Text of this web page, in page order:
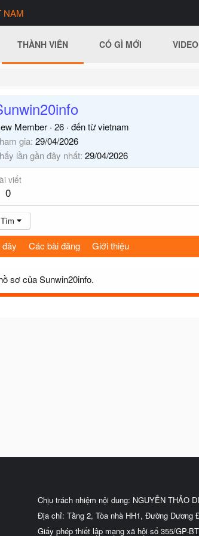
NAM
THÀNH VIÊN CÓ GÌ MỚI VIDEO
Member · 26 · đến từvietnam
gia 29/04/2026
lần gần đây nhất 29/04/2026
viết
0
Tìm
đây Các bài đăng Giới thiệu
sơ của Sunwin20info.
Chịu trách nhiệm nội dung: NGUYỄN THẢO
Địa chỉ: Tầng 2, Tòa nhà HH1, Đường Dương
Giấy phép thiết lập mạng xã hội số 355/GP-